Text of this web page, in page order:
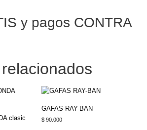
y pagos CONTRA
clasic
GAFAS RAY-BAN
$ 90.000